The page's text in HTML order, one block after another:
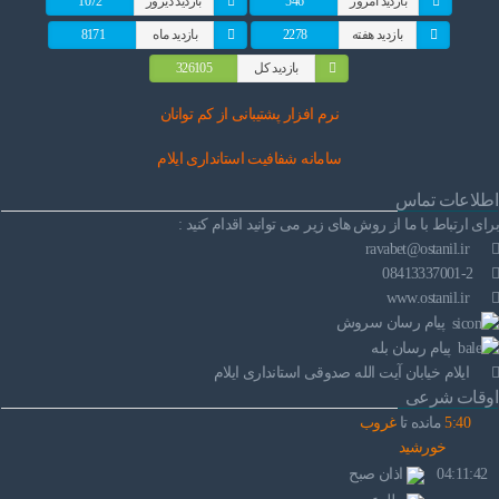
بازدید هفته 2278 بازدید ماه 8171
بازدید کل 326105
نرم افز ار پشتیبانی از کم توانان
سامانه شفافیت استانداری ایلام
اطلاعات تماس
برای ارتباط با ما از روش های زیر می توانید اقدام کنید :
ravabet@ostanil.ir
www.ostanil.ir
پیام رسان سروش
پیام رسان بله
ایلام خیابان آیت الله صدوقی استانداری ایلام
اوقات شرعی
5:40 مانده تاغروب
خورشید
04:11:42
اذان صبح
راهنمای فعالان اقتصادی
قانون برنامه هفتم توسعه
اسناد بالادستی